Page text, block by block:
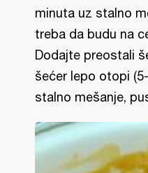
minuta uz stalno
treba da budu na
Dodajte preostali
šećer lepo otopi
stalno mešanje,